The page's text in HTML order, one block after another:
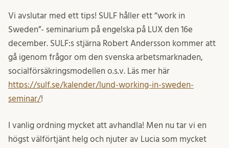
Vi avslutar med ett tips! SULF håller ett “work in
Sweden”- seminarium på engelska på LUX den 16e
december. SULF:s stjärna Robert Andersson kommer att
gå igenom frågor om den svenska arbetsmarknaden,
socialförsäkringsmodellen o.s.v. Läs mer här
https://sulf.se/kalender/lund-working-in-sweden-
seminar/!
I vanlig ordning mycket att avhandla! Men nu tar vi en
högst välförtjänt helg och njuter av Lucia som mycket